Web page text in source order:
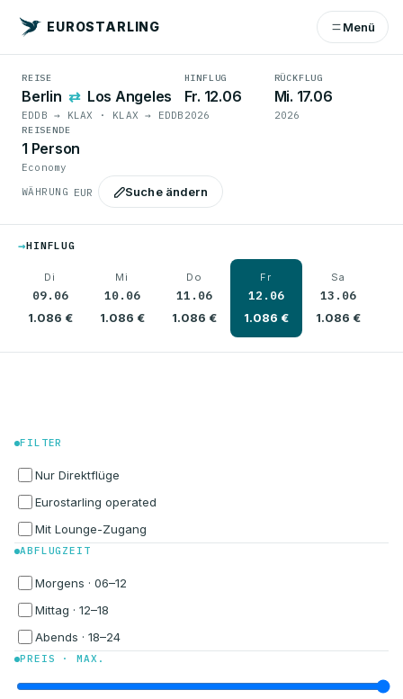
EUROSTARLING Menü
REISE
Berlin ⇄ Los Angeles
EDDB → KLAX · KLAX → EDDB
HINFLUG
Fr. 12.06
2026
RÜCKFLUG
Mi. 17.06
2026
REISENDE
1 Person
Economy
WÄHRUNG
Suche ändern
→HINFLUG
Di
09.06
1.086 €
Mi
10.06
1.086 €
Do
11.06
1.086 €
Fr
12.06
1.086 €
Sa
13.06
1.086 €
FILTER
Nur Direktflüge
Eurostarling operated
Mit Lounge-Zugang
ABFLUGZEIT
Morgens · 06–12
Mittag · 12–18
Abends · 18–24
PREIS · MAX.